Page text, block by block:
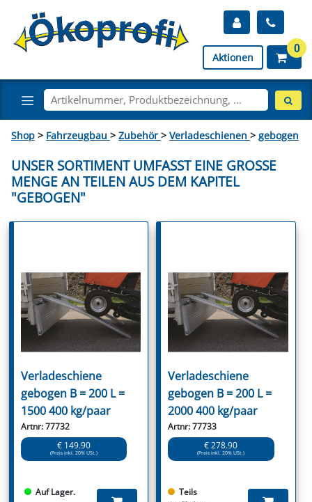
Aktionen
0
Shop > Fahrzeugbau > Zubehör > Verladeschienen > gebogen
UNSER SORTIMENT UMFASST EINE GROSSE M
ENGE AN TEILEN AUS DEM KAPITEL "
GEBOGEN"
Verladeschiene
gebogen B = 200 L =
1500 400 kg/paar
Artnr: 77732
€ 149.90
(Preis inkl. 20% USt.)
Auf Lager.
Verladeschiene
gebogen B = 200 L =
2000 400 kg/paar
Artnr: 77733
€ 278.90
(Preis inkl. 20% USt.)
Teils